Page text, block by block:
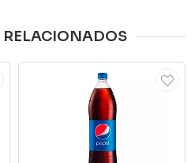
RELACIONADOS